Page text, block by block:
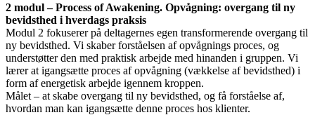
2 modul – Process of Awakening. Opvågning: overgang til ny
bevidsthed i hverdags praksis
Modul 2 fokuserer på deltagernes egen transformerende overgang til
ny bevidsthed. Vi skaber forståelsen af opvågnings proces, og
understøtter den med praktisk arbejde med hinanden i gruppen. Vi
lærer at igangsætte proces af opvågning (vækkelse af bevidsthed) i
form af energetisk arbejde igennem kroppen.
Målet – at skabe overgang til ny bevidsthed, og få forståelse af,
hvordan man kan igangsætte denne proces hos klienter.